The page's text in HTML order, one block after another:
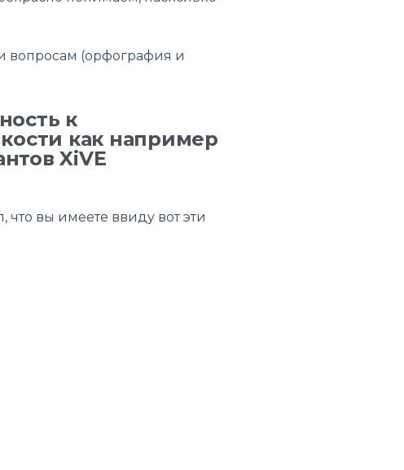
вопросам (орфография и
к
как например
XiVE
что вы имеете ввиду вот эти